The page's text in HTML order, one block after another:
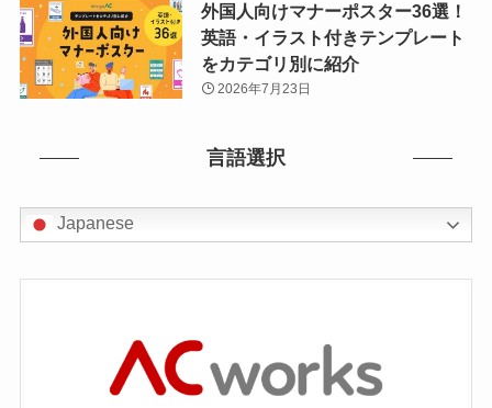
外国人向けマナーポスター36選！
英語・イラスト付きテンプレート
をカテゴリ別に紹介
2026年7月23日
言語選択
Japanese